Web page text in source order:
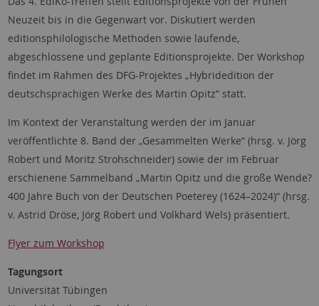
Neuzeit bis in die Gegenwart vor. Diskutiert werden
editionsphilologische Methoden sowie laufende,
abgeschlossene und geplante Editionsprojekte. Der Workshop
findet im Rahmen des DFG-Projektes „Hybridedition der
deutschsprachigen Werke des Martin Opitz“ statt.
Im Kontext der Veranstaltung werden der im Januar
veröffentlichte 8. Band der „Gesammelten Werke“ (hrsg. v. Jörg
Robert und Moritz Strohschneider) sowie der im Februar
erschienene Sammelband „Martin Opitz und die große Wende?
400 Jahre Buch von der Deutschen Poeterey (1624–2024)“ (hrsg.
v. Astrid Dröse, Jörg Robert und Volkhard Wels) präsentiert.
Flyer zum Workshop
Tagungsort
Universität Tübingen